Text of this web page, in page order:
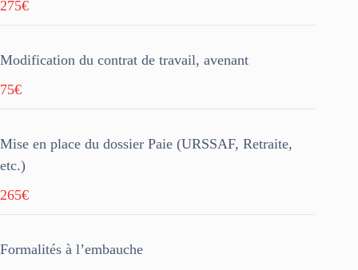
275€
Modification du contrat de travail, avenant
75€
Mise en place du dossier Paie (URSSAF, Retraite,
etc.)
265€
Formalités à l’embauche